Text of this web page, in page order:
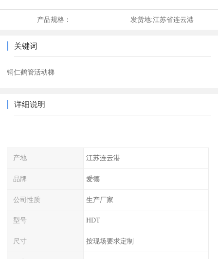
产品规格： 发货地:江苏省连云港
关键词
铜仁鹤管活动梯
详细说明
产地 江苏连云港
品牌 爱德
公司性质 生产厂家
型号 HDT
尺寸 按现场要求定制